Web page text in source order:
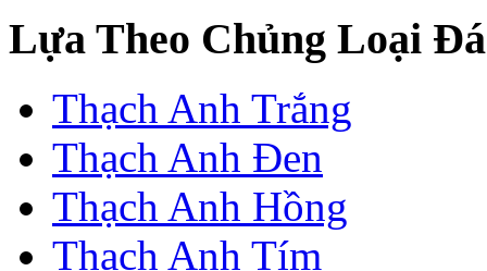
Lựa Theo Chủng Loại Đá
Thạch Anh Trắng
Thạch Anh Đen
Thạch Anh Hồng
Thạch Anh Tím